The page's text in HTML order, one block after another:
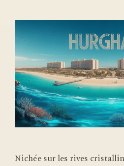
Nichée sur les rives